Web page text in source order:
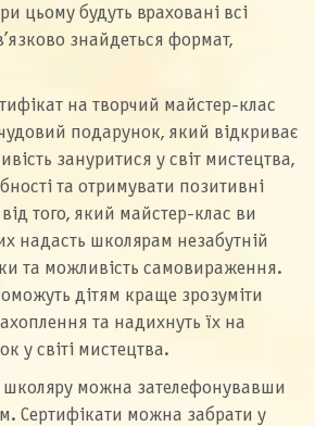
цьому будуть враховані всі
знайдеться формат,
на творчий майстер-клас
подарунок, який відкриває
зануритися у світ мистецтва,
та отримувати позитивні
того, який майстер-клас ви
надасть школярам незабутній
та можливість самовираження.
дітям краще зрозуміти
та надихнуть їх на
у світі мистецтва.
школяру можна зателефонувавши
Сертифікати можна забрати у